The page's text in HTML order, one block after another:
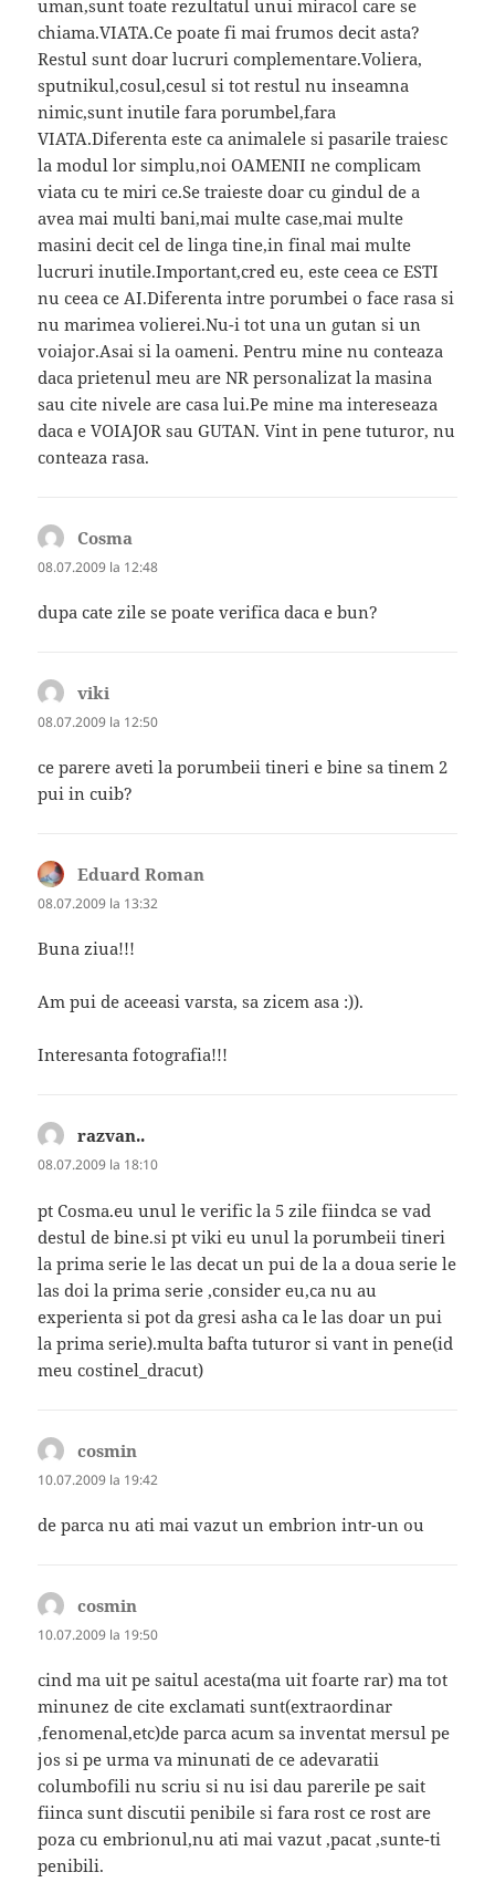
uman,sunt toate rezultatul unui miracol care se
chiama.VIATA.Ce poate fi mai frumos decit asta?
Restul sunt doar lucruri complementare.Voliera,
sputnikul,cosul,cesul si tot restul nu inseamna
nimic,sunt inutile fara porumbel,fara
VIATA.Diferenta este ca animalele si pasarile traiesc
la modul lor simplu,noi OAMENII ne complicam
viata cu te miri ce.Se traieste doar cu gindul de a
avea mai multi bani,mai multe case,mai multe
masini decit cel de linga tine,in final mai multe
lucruri inutile.Important,cred eu, este ceea ce ESTI
nu ceea ce AI.Diferenta intre porumbei o face rasa si
nu marimea volierei.Nu-i tot una un gutan si un
voiajor.Asai si la oameni. Pentru mine nu conteaza
daca prietenul meu are NR personalizat la masina
sau cite nivele are casa lui.Pe mine ma intereseaza
daca e VOIAJOR sau GUTAN. Vint in pene tuturor, nu
conteaza rasa.
Cosma
08.07.2009 la 12:48
dupa cate zile se poate verifica daca e bun?
viki
08.07.2009 la 12:50
ce parere aveti la porumbeii tineri e bine sa tinem 2
pui in cuib?
Eduard Roman
08.07.2009 la 13:32
Buna ziua!!!
Am pui de aceeasi varsta, sa zicem asa :)).
Interesanta fotografia!!!
razvan..
08.07.2009 la 18:10
pt Cosma.eu unul le verific la 5 zile fiindca se vad
destul de bine.si pt viki eu unul la porumbeii tineri
la prima serie le las decat un pui de la a doua serie le
las doi la prima serie ,consider eu,ca nu au
experienta si pot da gresi asha ca le las doar un pui
la prima serie).multa bafta tuturor si vant in pene(id
meu costinel_dracut)
cosmin
10.07.2009 la 19:42
de parca nu ati mai vazut un embrion intr-un ou
cosmin
10.07.2009 la 19:50
cind ma uit pe saitul acesta(ma uit foarte rar) ma tot
minunez de cite exclamati sunt(extraordinar
,fenomenal,etc)de parca acum sa inventat mersul pe
jos si pe urma va minunati de ce adevaratii
columbofili nu scriu si nu isi dau parerile pe sait
fiinca sunt discutii penibile si fara rost ce rost are
poza cu embrionul,nu ati mai vazut ,pacat ,sunte-ti
penibili.